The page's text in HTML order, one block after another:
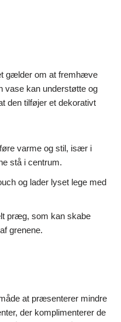
gælder om at fremhæve
vase kan understøtte og
den tilføjer et dekorativt
varme og stil, især i
stå i centrum.
og lader lyset lege med
præg, som kan skabe
grenene.
at præsenterer mindre
der komplimenterer de